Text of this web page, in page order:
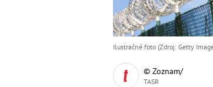
Ilustračné foto (Zdroj: Getty
© Zoznam/
TASR